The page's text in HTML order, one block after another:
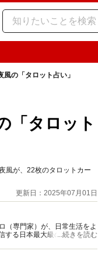
風の「タロット占い」
「タロット
風が、22枚のタロットカー
更新日：2025年07月01日
（専門家）が、日常生活をよ
する日本最大級の総合情報サ
...続きを読む